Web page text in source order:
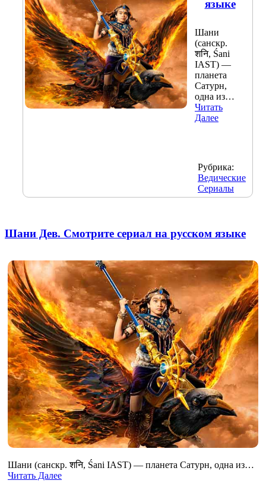
языке
Шани
(санскр.
शनि, Śani
IAST) —
планета
Сатурн,
одна из…
Читать
Далее
Рубрика:
Ведические
Сериалы
Шани Дев. Смотрите сериал на русском языке
Шани (санскр. शनि, Śani IAST) — планета Сатурн, одна из…
Читать Далее